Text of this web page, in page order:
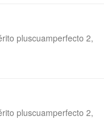
pluscuamperfecto 2,
pluscuamperfecto 2,